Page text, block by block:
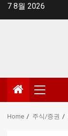
Skip7 8월 2026
Primary
Menu
Home 주식/증권